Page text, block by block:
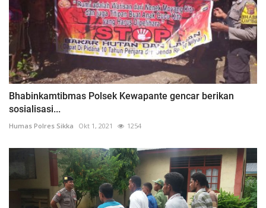
Bhabinkamtibmas Polsek Kewapante gencar berikan
sosialisasi...
Humas Polres Sikka Okt 1, 2021 1254